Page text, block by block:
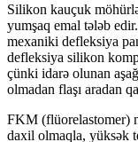
Silikon kauçuk
yumşaq emal tələb
mexaniki defleksiya
defleksiya silikon
çünki idarə olunan
olmadan flaşı aradan
FKM (flüorelastomer)
daxil olmaqla, yüksək